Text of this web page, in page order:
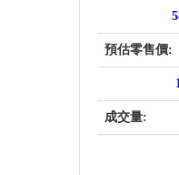
預估零售價:
成交量: